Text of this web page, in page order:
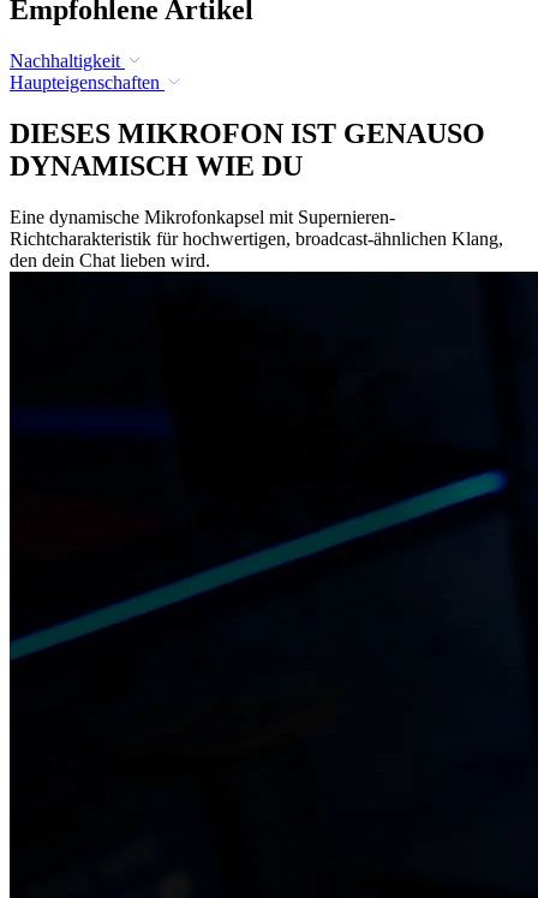
Empfohlene Artikel
Nachhaltigkeit
Haupteigenschaften
DIESES MIKROFON IST GENAUSO
DYNAMISCH WIE DU
Eine dynamische Mikrofonkapsel mit Supernieren-
Richtcharakteristik für hochwertigen, broadcast-ähnlichen Klang,
den dein Chat lieben wird.